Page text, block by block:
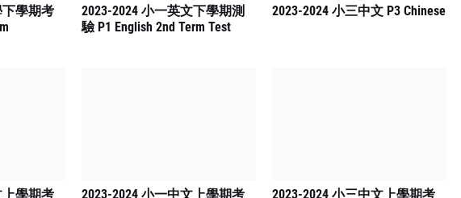
下學期考
2023-2024 小一英文下學期測
驗 P1 English 2nd Term Test
2023-2024 小三中文 P3 Chinese
上學期考
2023-2024 小一中文上學期考
2023-2024 小三中文上學期考